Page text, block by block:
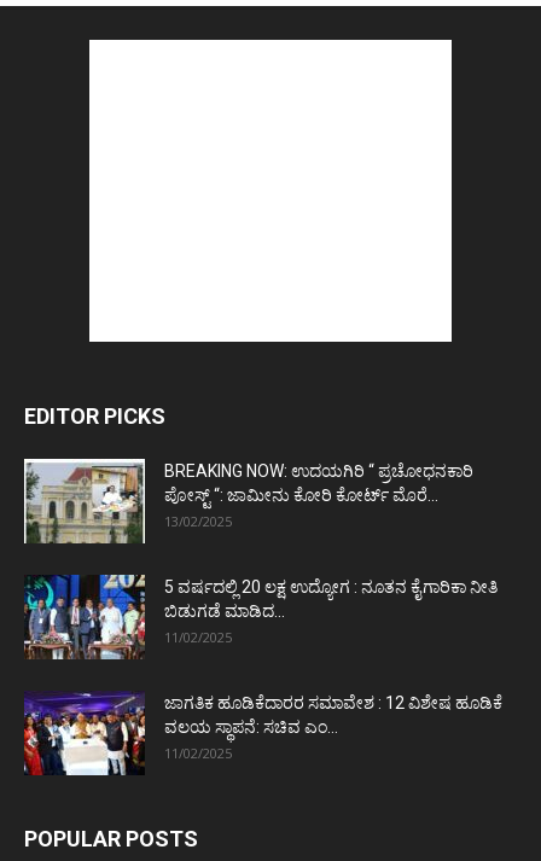
EDITOR PICKS
BREAKING NOW: ಉದಯಗಿರಿ “ ಪ್ರಚೋಧನಕಾರಿ
ಪೋಸ್ಟ್‌ “: ಜಾಮೀನು ಕೋರಿ ಕೋರ್ಟ್‌ ಮೊರೆ...
13/02/2025
5 ವರ್ಷದಲ್ಲಿ 20 ಲಕ್ಷ ಉದ್ಯೋಗ : ನೂತನ ಕೈಗಾರಿಕಾ ನೀತಿ
ಬಿಡುಗಡೆ ಮಾಡಿದ...
11/02/2025
ಜಾಗತಿಕ ಹೂಡಿಕೆದಾರರ ಸಮಾವೇಶ : 12 ವಿಶೇಷ ಹೂಡಿಕೆ
ವಲಯ ಸ್ಥಾಪನೆ: ಸಚಿವ ಎಂ...
11/02/2025
POPULAR POSTS